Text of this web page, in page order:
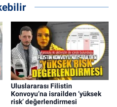
Uluslararası Filistin
Konvoyu’na israilden ‘yüksek
risk’ değerlendirmesi